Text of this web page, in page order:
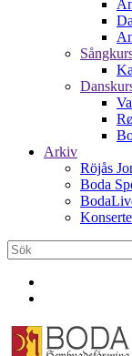
Arkiv
Röjås
Boda